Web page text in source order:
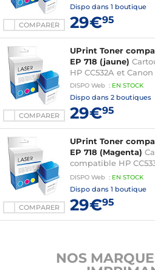
COMPARER
Dispo dans 1 boutique
29€95
COMPARER
UPrint Toner
EP 718 (jaune)
HP CC532A et
DISPO Web : EN STOCK
Dispo dans 2 boutiques
29€95
COMPARER
UPrint Toner
EP 718 (Magenta)
compatible HP
pages à 5%)
DISPO Web : EN STOCK
Dispo dans 1 boutique
29€95
NOS